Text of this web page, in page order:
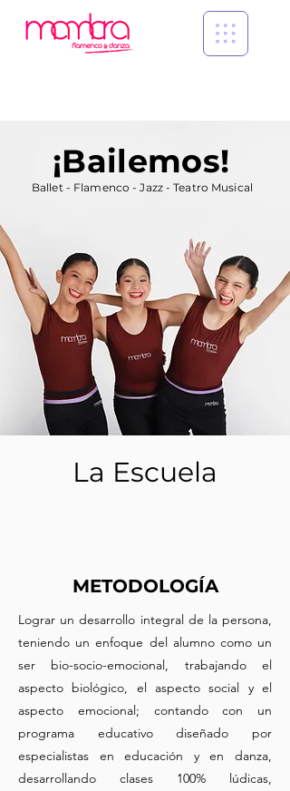
¡Bailemos!
Ballet - Flamenco - Jazz - Teatro Musical
La Escuela
METODOLOGÍA
Lograr un desarrollo integral de la persona,
teniendo un enfoque del alumno como un
ser bio-socio-emocional, trabajando el
aspecto biológico, el aspecto social y el
aspecto emocional; contando con un
programa educativo diseñado por
especialistas en educación y en danza,
desarrollando clases 100% lúdicas,